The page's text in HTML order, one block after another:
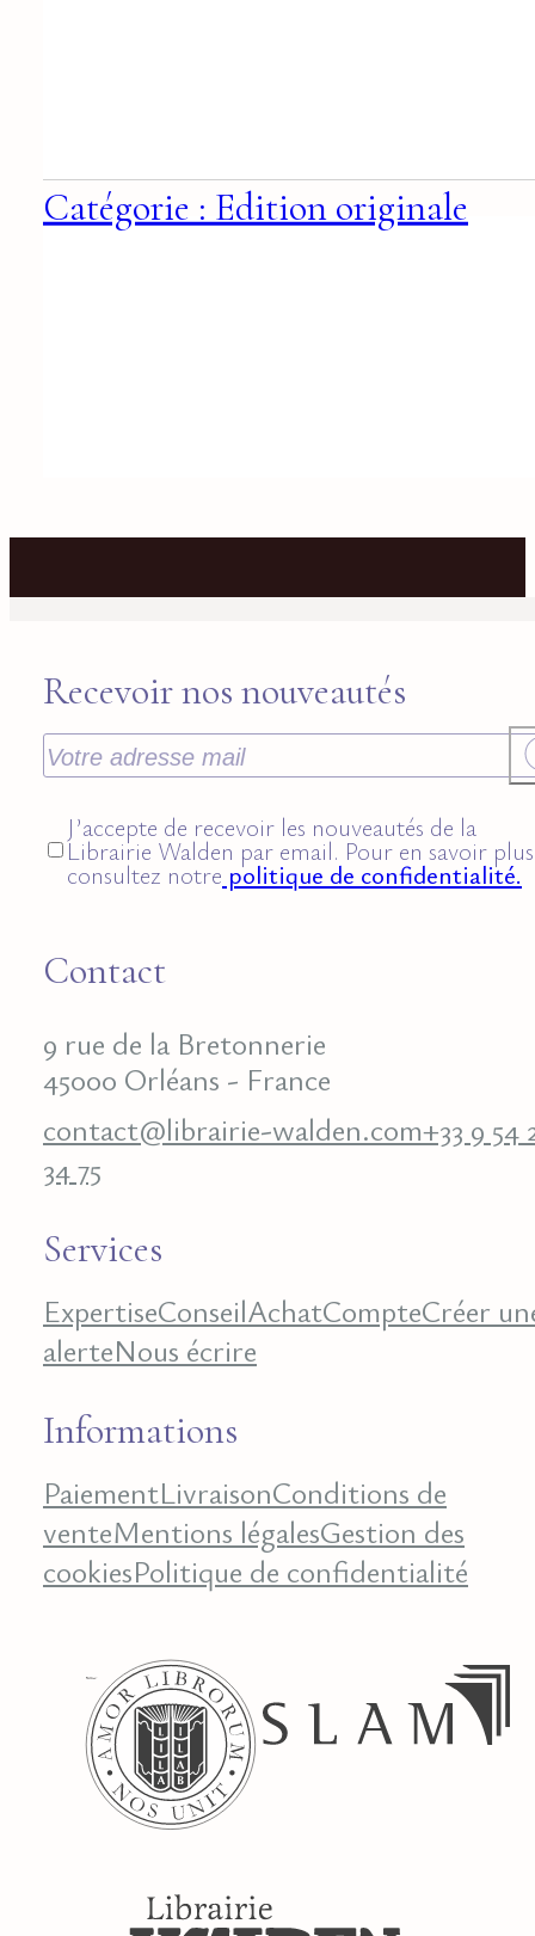
Catégorie : Edition originale
Recevoir nos nouveautés
J’accepte de recevoir les nouveautés de la
Librairie Walden par email. Pour en savoir
consultez notre politique de confidentialité.
Contact
9 rue de la Bretonnerie
45000 Orléans - France
contact@librairie-walden.com+33 9 54
34 75
Services
ExpertiseConseilAchatCompteCréer
alerteNous écrire
Informations
PaiementLivraisonConditions de
venteMentions légalesGestion des
cookiesPolitique de confidentialité